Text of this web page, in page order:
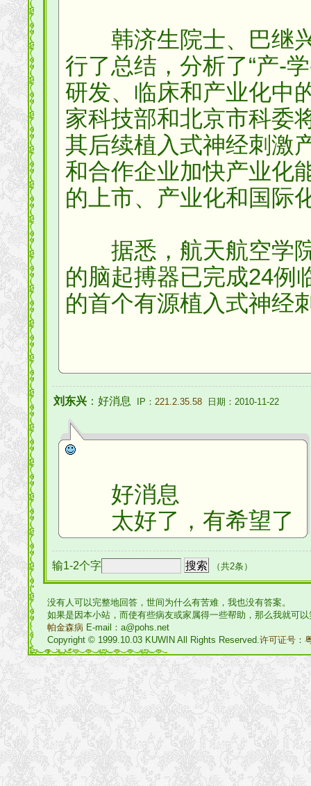
韩济生院士、巴继兴
行了总结，分析了“产-
研发、临床和产业化中
家科技部和北京市科委
其后续植入式神经刺激
和合作企业加快产业化
的上市、产业化和国际
据悉，航天航空学院
的脑起搏器已完成24例
的首个有源植入式神经
刘东兴 ：好消息 IP： 221.2.35.58 日期：2010-11-22
好消息
太好了，有希望了
输1-2个字 （共2条）
没有人可以完整地回答，世间为什么有苦难，我也没有答案。
如果是因本小站，而使有些病友或家属得一些帮助，那么我就可
帕金森病 E-mail：a@pohs.net
Copyright © 1999.10.03 KUWIN All Rights Reserved.许可证号：